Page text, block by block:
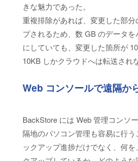
きな魅力であった。
重複排除があれば、変更した部分
プされるため、数 GB のデータ
にしていても、変更した箇所が
10KB しかクラウドへは転送されな
Web コンソールで遠隔か
BackStore には Web 管理コンソ
隔地のパソコン管理も容易に行
ックアップ進捗だけでなく、何